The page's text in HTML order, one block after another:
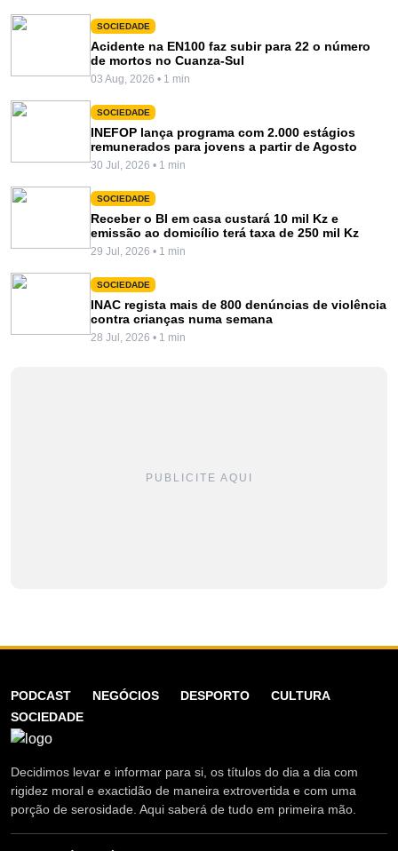
SOCIEDADE
Acidente na EN100 faz subir para 22 o número
de mortos no Cuanza-Sul
03 Aug, 2026 • 1 min
SOCIEDADE
INEFOP lança programa com 2.000 estágios
remunerados para jovens a partir de Agosto
30 Jul, 2026 • 1 min
SOCIEDADE
Receber o BI em casa custará 10 mil Kz e
emissão ao domicílio terá taxa de 250 mil Kz
29 Jul, 2026 • 1 min
SOCIEDADE
INAC regista mais de 800 denúncias de violência
contra crianças numa semana
28 Jul, 2026 • 1 min
PUBLICITE AQUI
PODCAST NEGÓCIOS DESPORTO
CULTURA
SOCIEDADE
Decidimos levar e informar para si, os títulos do dia a dia com
rigidez moral e exactidão de maneira extrovertida e com uma
porção de serosidade. Aqui saberá de tudo em primeira mão.